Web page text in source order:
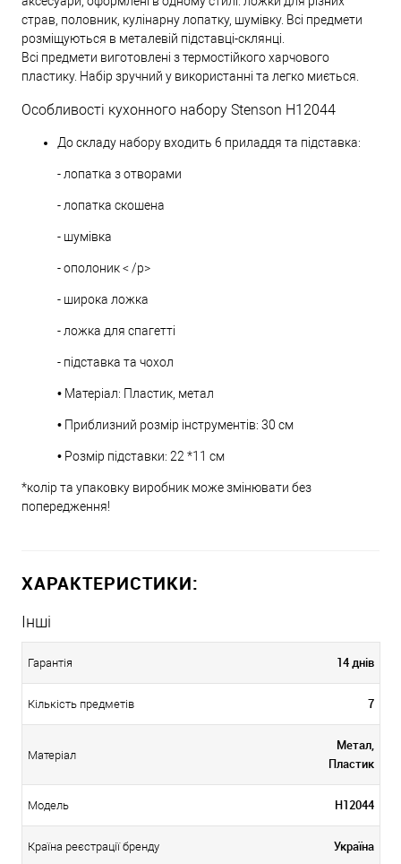
страв, половник, кулінарну лопатку, шумівку. Всі предмети
розміщуються в металевій підставці-склянці.
Всі предмети виготовлені з термостійкого харчового
пластику. Набір зручний у використанні та легко миється.
Особливості кухонного набору Stenson H12044
До складу набору входить 6 приладдя та підставка:
- лопатка з отворами
- лопатка скошена
- шумівка
- ополоник < /p>
- широка ложка
- ложка для спагетті
- підставка та чохол
• Матеріал: Пластик, метал
• Приблизний розмір інструментів: 30 см
• Розмір підставки: 22 *11 см
*колір та упаковку виробник може змінювати без
попередження!
ХАРАКТЕРИСТИКИ:
Інші
Гарантія 14 днів
Кількість предметів 7
Матеріал
Метал,
Пластик
Модель H12044
Країна реєстрації бренду Україна